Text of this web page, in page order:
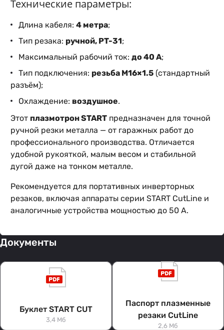
Технические параметры:
Длина кабеля: 4 метра;
Тип резака: ручной, PT-31;
Максимальный рабочий ток: до 40 А;
Тип подключения: резьба M16×1.5 (стандартный
разъём);
Охлаждение: воздушное.
Этот плазмотрон START предназначен для точной
ручной резки металла — от гаражных работ до
профессионального производства. Отличается
удобной рукояткой, малым весом и стабильной
дугой даже на тонком металле.
Рекомендуется для портативных инверторных
резаков, включая аппараты серии START CutLine и
аналогичные устройства мощностью до 50 А.
Документы
Буклет START CUT
3,4 Мб
Паспорт плазменные
резаки CutLine
2,6 Мб